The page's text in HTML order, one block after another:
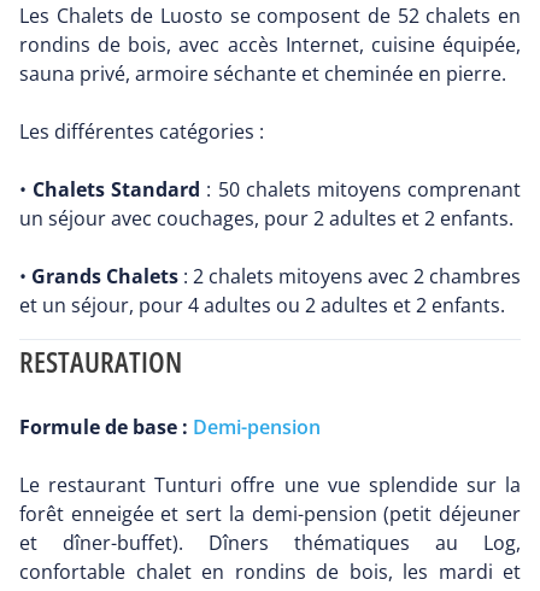
Les Chalets de Luosto se composent de 52 chalets en
rondins de bois, avec accès Internet, cuisine équipée,
sauna privé, armoire séchante et cheminée en pierre.
Les différentes catégories :
• Chalets Standard : 50 chalets mitoyens comprenant
un séjour avec couchages, pour 2 adultes et 2 enfants.
• Grands Chalets : 2 chalets mitoyens avec 2 chambres
et un séjour, pour 4 adultes ou 2 adultes et 2 enfants.
RESTAURATION
Formule de base : Demi-pension
Le restaurant Tunturi offre une vue splendide sur la
forêt enneigée et sert la demi-pension (petit déjeuner
et dîner-buffet). Dîners thématiques au Log,
confortable chalet en rondins de bois, les mardi et